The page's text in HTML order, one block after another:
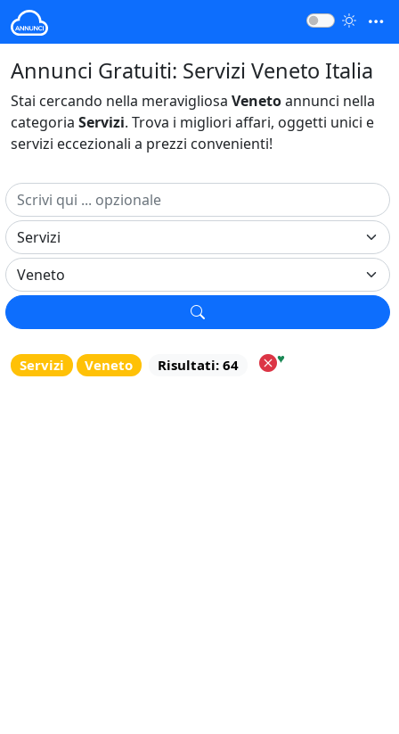
Annunci Gratuiti: Servizi Veneto Italia
Stai cercando nella meravigliosa Venetoannunci nella
categoria Servizi. Trova i migliori affari, oggetti unici e
servizi eccezionali a prezzi convenienti!
Servizi Veneto Risultati: 64 ♥